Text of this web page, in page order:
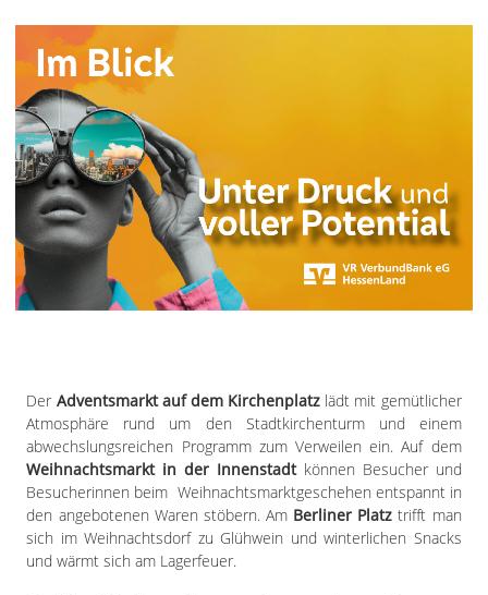
Der Adventsmarkt auf dem Kirchenplatz lädt mit gemütlicher
Atmosphäre rund um den Stadtkirchenturm und einem
abwechslungsreichen Programm zum Verweilen ein. Auf dem
Weihnachtsmarkt in der Innenstadtkönnen Besucher und
Besucherinnen beim Weihnachtsmarktgeschehen entspannt in
den angebotenen Waren stöbern. Am Berliner Platz trifft man
sich im Weihnachtsdorf zu Glühwein und winterlichen Snacks
und wärmt sich am Lagerfeuer.